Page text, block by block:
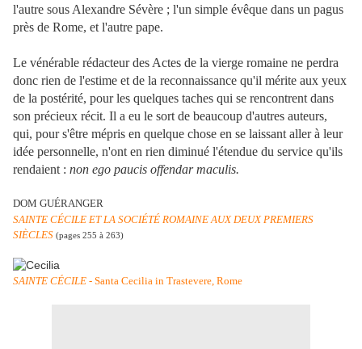
l'autre sous Alexandre Sévère ; l'un simple évêque dans un pagus
près de Rome, et l'autre pape.
Le vénérable rédacteur des Actes de la vierge romaine ne perdra
donc rien de l'estime et de la reconnaissance qu'il mérite aux yeux
de la postérité, pour les quelques taches qui se rencontrent dans
son précieux récit. Il a eu le sort de beaucoup d'autres auteurs,
qui, pour s'être mépris en quelque chose en se laissant aller à leur
idée personnelle, n'ont en rien diminué l'étendue du service qu'ils
rendaient : non ego paucis offendar maculis.
DOM GUÉRANGER
SAINTE CÉCILE ET LA SOCIÉTÉ ROMAINE AUX DEUX PREMIERS
SIÈCLES (pages 255 à 263)
SAINTE CÉCILE - Santa Cecilia in Trastevere, Rome